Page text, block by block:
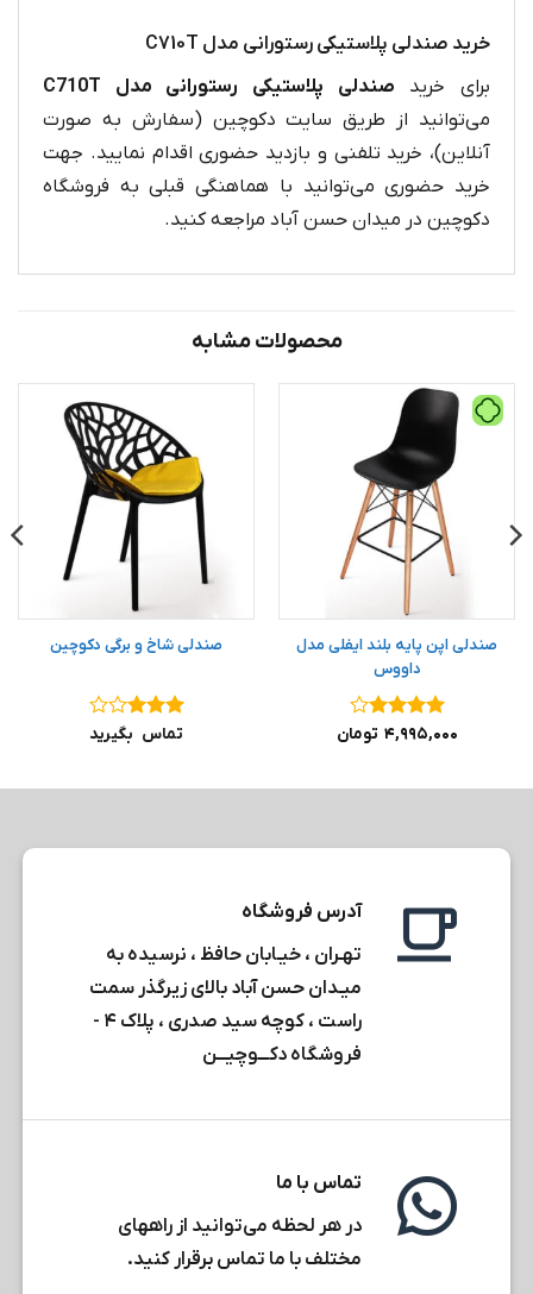
خرید صندلی پلاستیکی رستورانی مدل C710T
برای خرید صندلی پلاستیکی رستورانی مدل C710T
می‌توانید از طریق سایت دکوچین (سفارش به صورت
آنلاین)، خرید تلفنی و بازدید حضوری اقدام نمایید. جهت
خرید حضوری می‌توانید با هماهنگی قبلی به فروشگاه
دکوچین در میدان حسن آباد مراجعه کنید.
محصولات مشابه
صندلی اپن پایه بلند ایفلی مدل
داووس
نمره۴
۴,۹۹۵,۰۰۰ تومان
صندلی شاخ و برگی دکوچین
نمره ۳
تماس بگیرید
آدرس فروشگاه
تهـران ، خیـابان حافظ ، نرسیده به
میـدان حسن آباد بالای زیرگذر سمت
راست ، کوچه سید صدری ، پلاک ۴ -
فروشگاه دکـــوچیـــن
تماس با ما
در هر لحظه می‌توانید از راههای
مختلف با ما تماس برقرار کنید.